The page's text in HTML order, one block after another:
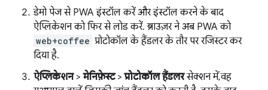
डेमो पेज से PWA इंस्टॉल करें और इंस्टॉल करने के बाद
ऐप्लिकेशन को फिर से लोड करें. ब्राउज़र ने अब PWA को
web+coffee प्रोटोकॉल के हैंडलर के तौर पर रजिस्टर कर
दिया है.
ऐप्लिकेशन>मेनिफ़ेस्ट>प्रोटोकॉल हैंडलरसेक्शन में, वह